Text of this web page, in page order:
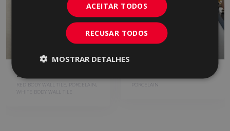
DANDY
RED BODY WALL TILE, PORCELAIN,
WHITE BODY WALL TILE
PORCELAIN
ACEITAR TODOS
RECUSAR TODOS
MOSTRAR DETALHES